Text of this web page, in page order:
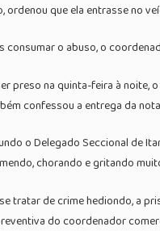
ordenou que ela entrasse no
consumar o abuso, o
preso na quinta-feira à noite,
confessou a entrega da
o Delegado Seccional de
chorando e gritando
tratar de crime hediondo, a
do coordenador